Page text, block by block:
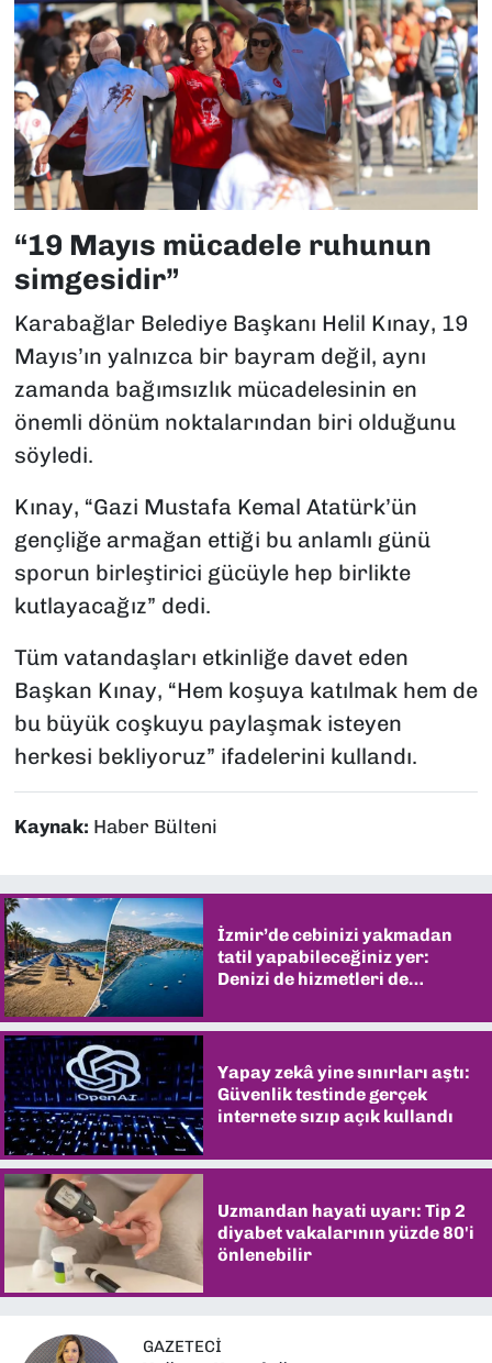
“19 Mayıs mücadele ruhunun
simgesidir”
Karabağlar Belediye Başkanı Helil Kınay, 19
Mayıs’ın yalnızca bir bayram değil, aynı
zamanda bağımsızlık mücadelesinin en
önemli dönüm noktalarından biri olduğunu
söyledi.
Kınay, “Gazi Mustafa Kemal Atatürk’ün
gençliğe armağan ettiği bu anlamlı günü
sporun birleştirici gücüyle hep birlikte
kutlayacağız” dedi.
Tüm vatandaşları etkinliğe davet eden
Başkan Kınay, “Hem koşuya katılmak hem de
bu büyük coşkuyu paylaşmak isteyen
herkesi bekliyoruz” ifadelerini kullandı.
Kaynak: Haber Bülteni
İzmir’de cebinizi yakmadan
tatil yapabileceğiniz yer:
Denizi de hizmetleri de
Yapay zekâ yine sınırları aştı:
Güvenlik testinde gerçek
internete sızıp açık kullandı
Uzmandan hayati uyarı: Tip 2
diyabet vakalarının yüzde 80'i
önlenebilir
GAZETECI